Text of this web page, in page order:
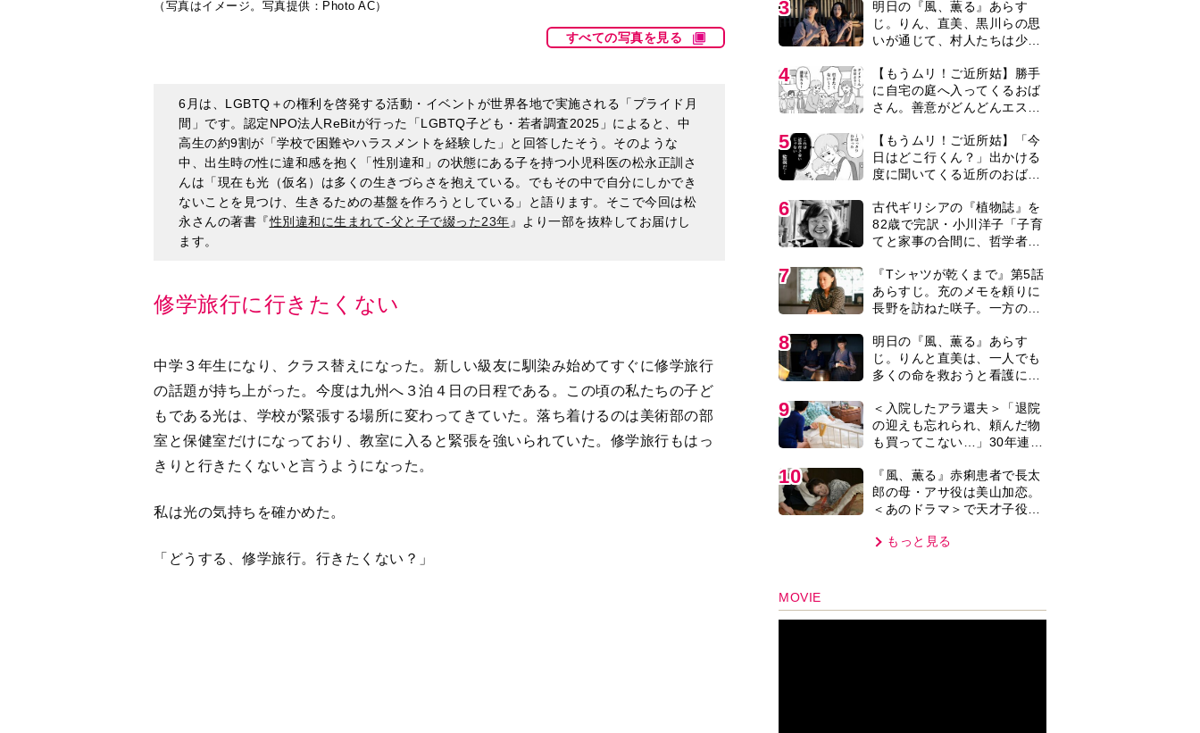
6月は、LGBTQ＋の権利を啓発する活動・イベントが世界各地で実施される「プライド月
間」です。認定NPO法人ReBitが行った「LGBTQ子ども・若者調査2025」によると、中
んは「現在も光（仮名）は多くの生きづらさを抱えている。でもその中で自分にしかでき
ないことを見つけ、生きるための基盤を作ろうとしている」と語ります。そこで今回は松
永さんの著書『 性別違和に生まれて-父と子で綴った23年
』より一部を抜粋してお届けし
ます。
修学旅行に行きたくない
の話題が持ち上がった。今度は九州へ３泊４日の日程である。この頃の私たちの子ど
室と保健室だけになっており、教室に入ると緊張を強いられていた。修学旅行もはっ
きりと行きたくないと言うようになった。
私は光の気持ちを確かめた。
タバレあり＞
8
明日の『風、薫る』あらす
じ。りんと直美は、一人でも
多くの命を救おうと看護に奮
タバレあり＞
9
＜入院したアラ還夫＞「退院
の迎えも忘れられ、頼んだ物
も買ってこない…」30年連れ
った時こそ助け合うのが夫婦
では」との訴えに女性たちの
反応は…
10
『風、薫る』赤痢患者で長太
郎の母・アサ役は美山加恋。
＜あのドラマ＞で天才子役と
＞ もっと見る
MOVIE
編集部おすすめ